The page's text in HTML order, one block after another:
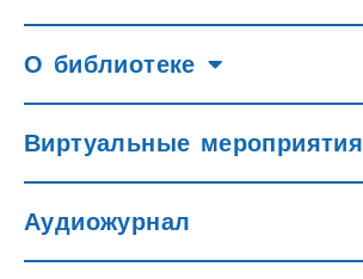
О библиотеке
Виртуальные мероприятия
Аудиожурнал